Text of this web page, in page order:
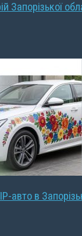
Запорізької
авто в